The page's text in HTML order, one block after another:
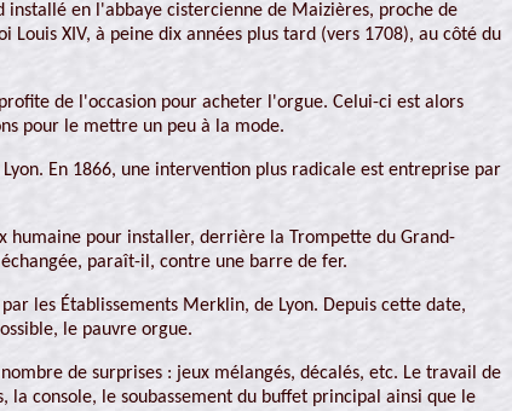
en l'abbaye cistercienne de Maizières, proche de
XIV, à peine dix années plus tard (vers 1708), au côté du
de l'occasion pour acheter l'orgue. Celui-ci est alors
pour le mettre un peu à la mode.
En 1866, une intervention plus radicale est entreprise par
humaine pour installer, derrière la Trompette du Grand-
paraît-il, contre une barre de fer.
les Établissements Merklin, de Lyon. Depuis cette date,
le pauvre orgue.
de surprises : jeux mélangés, décalés, etc. Le travail de
console, le soubassement du buffet principal ainsi que le